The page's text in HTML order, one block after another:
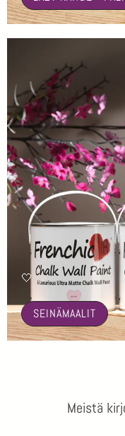
🤍
SEINÄMAALIT
Meistä